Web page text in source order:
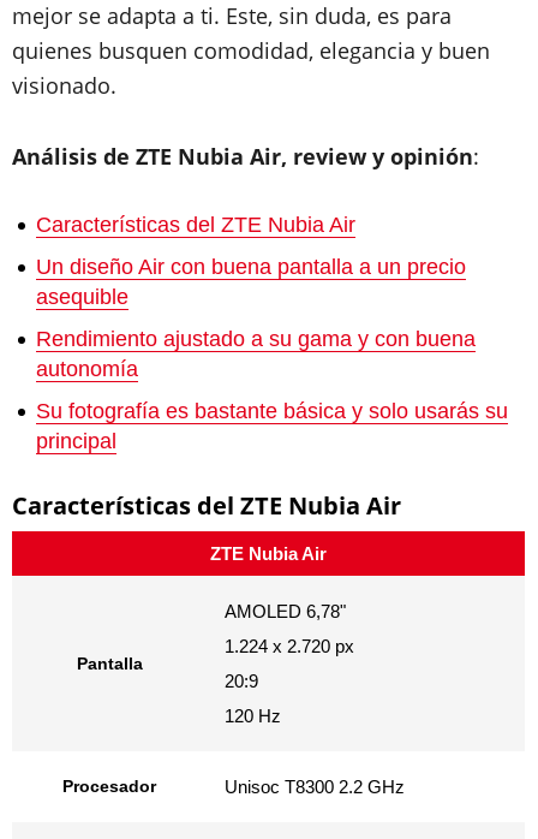
mejor se adapta a ti. Este, sin duda, es para
quienes busquen comodidad, elegancia y buen
visionado.
Análisis de ZTE Nubia Air, review y opinión:
Características del ZTE Nubia Air
Un diseño Air con buena pantalla a un precio
asequible
Rendimiento ajustado a su gama y con buena
autonomía
Su fotografía es bastante básica y solo usarás su
principal
Características del ZTE Nubia Air
ZTE Nubia Air
Pantalla
AMOLED 6,78"
1.224 x 2.720 px
20:9
120 Hz
Procesador Unisoc T8300 2.2 GHz